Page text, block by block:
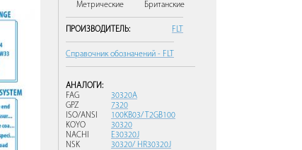
Метрические
Британские
ПРОИЗВОДИТЕЛЬ: FLT
Справочник обозначений - FLT
АНАЛОГИ:
FAG
30320A
GPZ
7320
ISO/ANSI
100KB03/ T2GB100
KOYO
30320
NACHI
E30320J
NSK
30320/ HR30320J